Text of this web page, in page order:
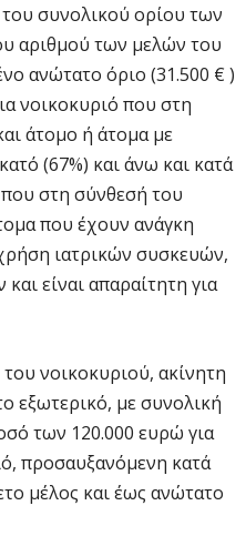
συνολικού ορίου των
αριθμού των μελών του
ανώτατο όριο (31.500 € )
νοικοκυριό που στη
άτομο ή άτομα με
(67%) και άνω και κατά
στη σύνθεσή του
που έχουν ανάγκη
ιατρικών συσκευών,
είναι απαραίτητη για
του νοικοκυριού, ακίνητη
εξωτερικό, με συνολική
των 120.000 ευρώ για
προσαυξανόμενη κατά
μέλος και έως ανώτατο